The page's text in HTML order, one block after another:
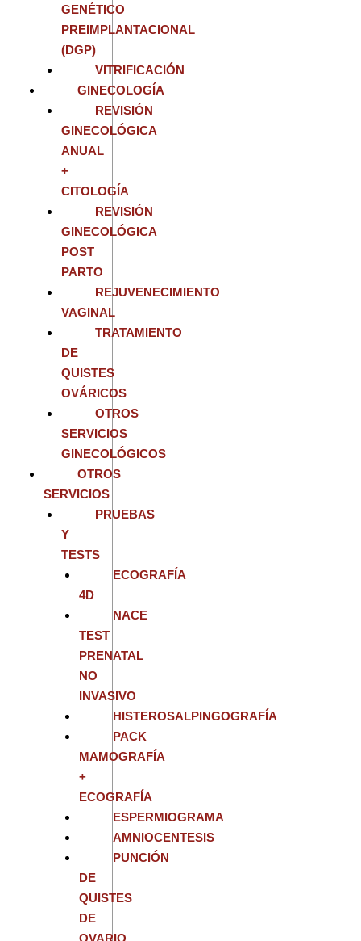
GENÉTICO
PREIMPLANTACIONAL
(DGP)
VITRIFICACIÓN
GINECOLOGÍA
REVISIÓN
GINECOLÓGICA
ANUAL
+
CITOLOGÍA
REVISIÓN
GINECOLÓGICA
POST
PARTO
REJUVENECIMIENTO
VAGINAL
TRATAMIENTO
DE
QUISTES
OVÁRICOS
OTROS
SERVICIOS
GINECOLÓGICOS
OTROS
SERVICIOS
PRUEBAS
Y
TESTS
ECOGRAFÍA
4D
NACE
TEST
PRENATAL
NO
INVASIVO
HISTEROSALPINGOGRAFÍA
PACK
MAMOGRAFÍA
+
ECOGRAFÍA
ESPERMIOGRAMA
AMNIOCENTESIS
PUNCIÓN
DE
QUISTES
DE
OVARIO